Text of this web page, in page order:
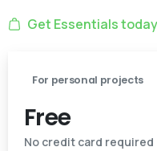
Get Essentials today
For personal projects
Free
No credit card required